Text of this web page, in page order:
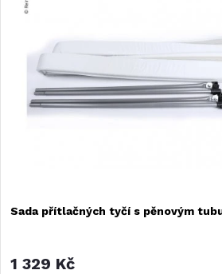
Sada přítlačných tyčí s pěnovým
1 329 Kč